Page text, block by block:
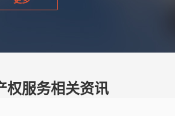
权服务相关资讯